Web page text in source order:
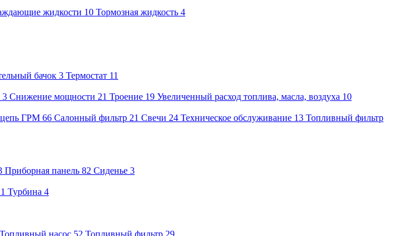
жидкости 10 Тормозная жидкость 4
бачок 3 Термостат 11
3 Снижение мощности 21 Троение 19 Увеличенный расход топлива, масла, воздуха 10
ГРМ 66 Салонный фильтр 21 Свечи 24 Техническое обслуживание 13 Топливный фильтр
Приборная панель 82 Сиденье 3
1 Турбина 4
Топливный насос 52 Топливный фильтр 29